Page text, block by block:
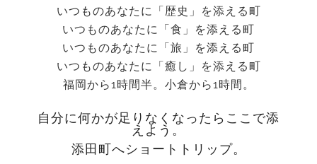
いつものあなたに「歴史」を添える町
いつものあなたに「食」を添える町
いつものあなたに「旅」を添える町
いつものあなたに「癒し」を添える町
福岡から1時間半。小倉から1時間。
自分に何かが足りなくなったらここで添
えよう。
添田町へショートトリップ。